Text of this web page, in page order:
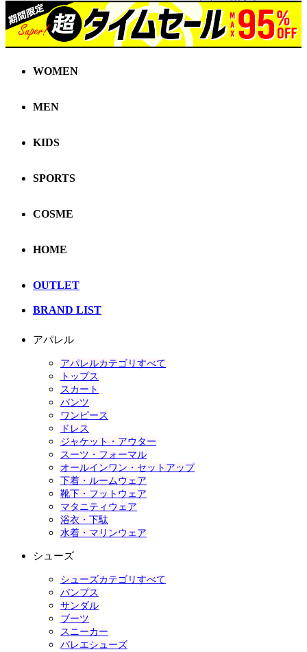
WOMEN
MEN
KIDS
SPORTS
COSME
HOME
OUTLET
BRAND LIST
アパレル
アパレルカテゴリすべて
トップス
スカート
パンツ
ワンピース
ドレス
ジャケット・アウター
スーツ・フォーマル
オールインワン・セットアップ
下着・ルームウェア
靴下・フットウェア
マタニティウェア
浴衣・下駄
水着・マリンウェア
シューズ
シューズカテゴリすべて
パンプス
サンダル
ブーツ
スニーカー
バレエシューズ